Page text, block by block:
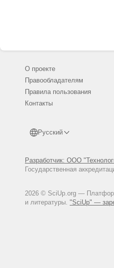
О проекте
Правообладателям
Правила пользования
Контакты
Русский
Разработчик: ООО
Государственная
2026 © SciUp.org —
и литературы. "SciUp" —